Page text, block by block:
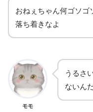
おねぇちゃん何ゴソゴ
落ち着きなよ
モモ
うるさ
ないん